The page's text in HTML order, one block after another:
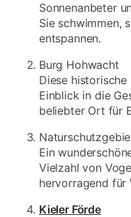
Sonnenanbeter
Sie schwimmen,
entspannen.
Burg Hohwacht
Diese
Einblick in die
beliebter Ort für
Ein
Vielzahl von
hervorragend für
Kieler Förde